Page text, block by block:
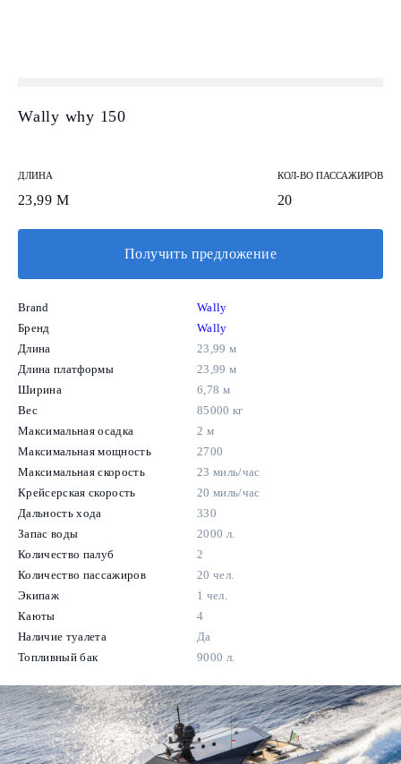
Wally why 150
Brand
Wally
Бренд
Wally
Длина
23,99 м
Длина платформы
23,99 м
Ширина
6,78 м
Вес
85000 кг
Максимальная осадка
2 м
Максимальная мощность
2700
Максимальная скорость
23 миль/час
Крейсерская скорость
20 миль/час
Дальность хода
330
Запас воды
2000 л.
Количество палуб
2
Количество пассажиров
20 чел.
Экипаж
1 чел.
Каюты
4
Наличие туалета
Да
Топливный бак
9000 л.
ДЛИНА
23,99 М
КОЛ-ВО ПАССАЖИРОВ
20
Получить предложение